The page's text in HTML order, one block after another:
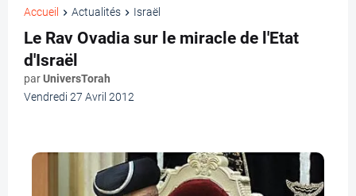
Accueil Actualités Israël
Le Rav Ovadia sur le miracle de l'Etat
d'Israël
parUniversTorah
Vendredi 27 Avril 2012